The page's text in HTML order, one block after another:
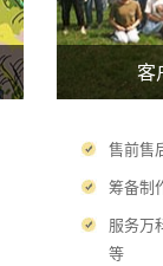
客
售前售
筹备制
服务万
等